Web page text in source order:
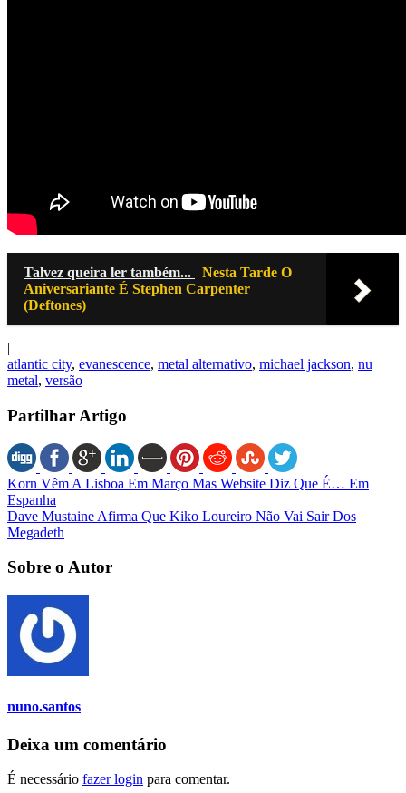
Talvez queira ler também...
Nesta Tarde O
Aniversariante É Stephen Carpenter
(Deftones)
|
atlantic city, evanescence, metal alternativo, michael jackson, nu
metal, versão
Partilhar Artigo
Korn Vêm A Lisboa Em Março Mas Website Diz Que É… Em
Espanha
Dave Mustaine Afirma Que Kiko Loureiro Não Vai Sair Dos
Megadeth
Sobre o Autor
nuno.santos
Deixa um comentário
É necessário fazer login para comentar.